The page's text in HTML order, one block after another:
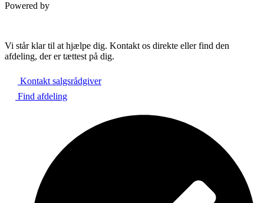
Powered by
Vi står klar til at hjælpe dig. Kontakt os direkte eller find den
afdeling, der er tættest på dig.
Kontakt salgsrådgiver
Find afdeling